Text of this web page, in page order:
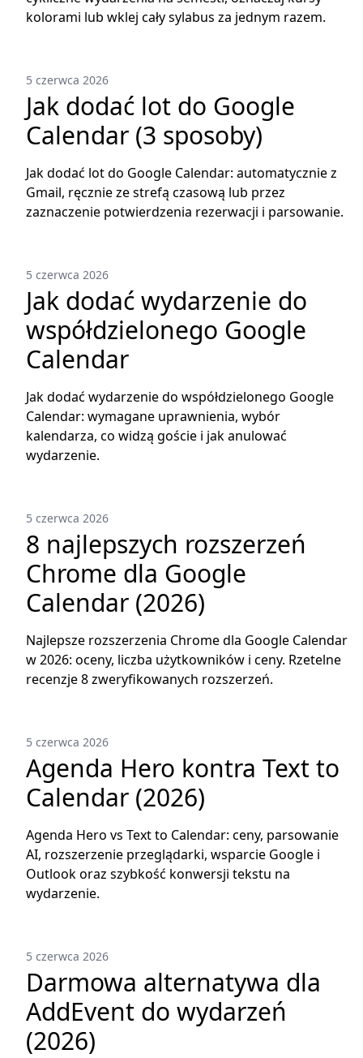
kolorami lub wklej cały sylabus za jednym razem.
5 czerwca 2026
Jak dodać lot do Google
Calendar (3 sposoby)
Jak dodać lot do Google Calendar: automatycznie z
Gmail, ręcznie ze strefą czasową lub przez
zaznaczenie potwierdzenia rezerwacji i parsowanie.
5 czerwca 2026
Jak dodać wydarzenie do
współdzielonego Google
Calendar
Jak dodać wydarzenie do współdzielonego Google
Calendar: wymagane uprawnienia, wybór
kalendarza, co widzą goście i jak anulować
wydarzenie.
5 czerwca 2026
8 najlepszych rozszerzeń
Chrome dla Google
Calendar (2026)
Najlepsze rozszerzenia Chrome dla Google Calendar
w 2026: oceny, liczba użytkowników i ceny. Rzetelne
recenzje 8 zweryfikowanych rozszerzeń.
5 czerwca 2026
Agenda Hero kontra Text to
Calendar (2026)
Agenda Hero vs Text to Calendar: ceny, parsowanie
AI, rozszerzenie przeglądarki, wsparcie Google i
Outlook oraz szybkość konwersji tekstu na
wydarzenie.
5 czerwca 2026
Darmowa alternatywa dla
AddEvent do wydarzeń
(2026)